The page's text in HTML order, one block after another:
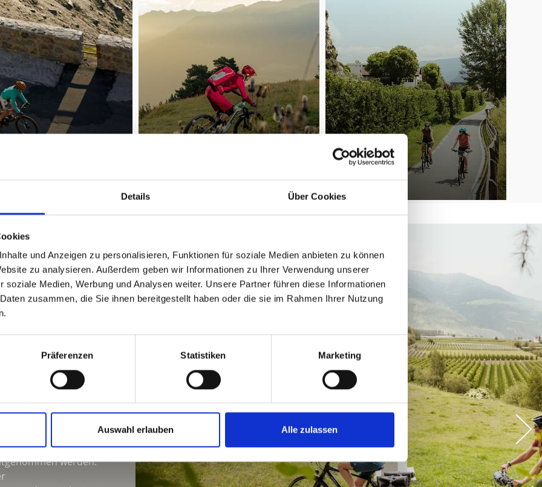
Details Über Cookies
und Anzeigen zu personalisieren, Funktionen für soziale Medien anbieten zu können
zu analysieren. Außerdem geben wir Informationen zu Ihrer Verwendung unserer
soziale Medien, Werbung und Analysen weiter. Unsere Partner führen diese Informationen
zusammen, die Sie ihnen bereitgestellt haben oder die sie im Rahmen Ihrer Nutzung
Präferenzen Statistiken Marketing
Auswahl erlauben Alle zulassen
10:10, 15:10 und 16:10
Schlanders,
7, 12, 13 und 18 Uhr
Latsch,
Tandems,
werden.